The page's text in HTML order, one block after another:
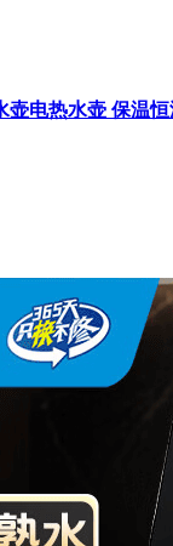
电热水壶 保温